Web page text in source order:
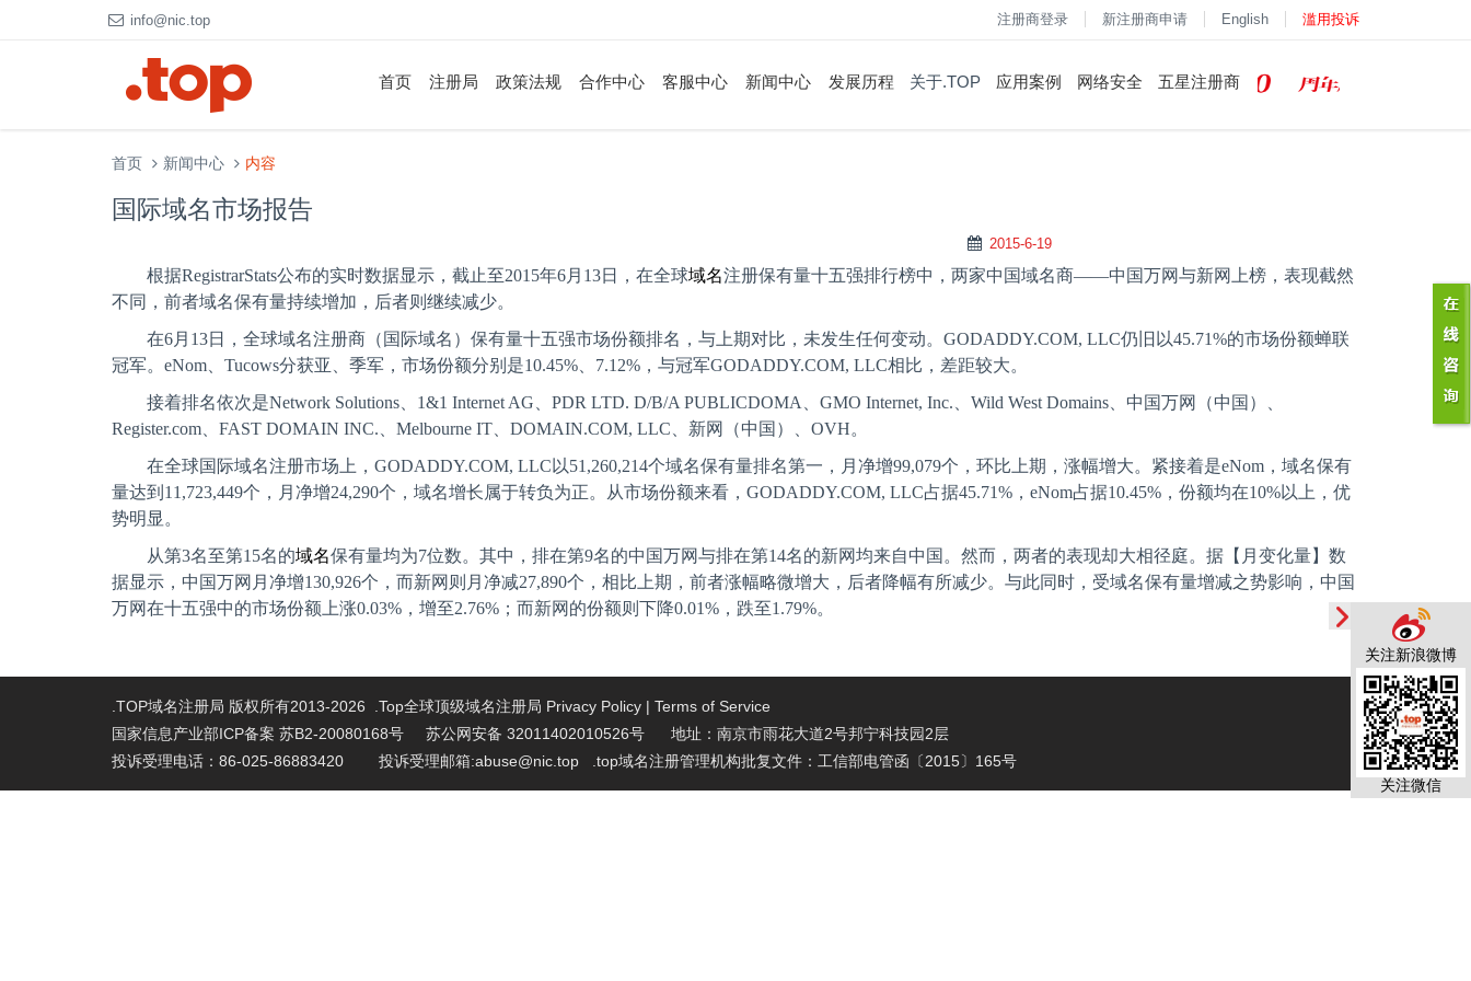
info@nic.top 注册商登录 新注册商申请 English 滥用投诉
首页 注册局 政策法规 合作中心 客服中心 新闻中心 发展历程 关于.TOP 应用案例 网络安全 五星注册商
关注新浪微博
关注微信
首页 新闻中心 内容
国际域名市场报告
2015-6-19
根据RegistrarStats公布的实时数据显示，截止至2015年6月 13日，在全球域名注册保有量十五强排行榜中，两家中国域名商——中国万网与新网上榜，表现截然
不同，前者域名保有量持续增加，后者则继续减少。
在6月 13日，全球域名注册商（国际域名）保有量十五强市场份额排名，与上期对比，未发生任何变动。 GODADDY.COM, LLC仍旧以45.71%的市场份额蝉联
冠军。 eNom Tucows分获亚、季军，市场份额分别是10.45% 7.12% ，与冠军GODADDY.COM, LLC相比，差距较大。
接着排名依次是Network Solutions 1&1 Internet AG PDR LTD. D/B/A PUBLICDOMA GMO Internet, Inc. Wild West Domains 、中国万网（中国）、
Register.com
FAST DOMAIN INC. Melbourne IT DOMAIN.COM, LLC 、新网（中国）、 OVH。
在全球国际域名注册市场上， GODADDY.COM, LLC 以51,260,214个域名保有量排名第一，月净增99,079个，环比上期，涨幅增大。紧接着是eNom ，域名保有
量达到 11,723,449个，月净增24,290个，域名增长属于转负为正。从市场份额来看， GODADDY.COM, LLC占据45.71% ， eNom占据10.45% ，份额均在10%以上，优
势明显。
从第3名至第15名的域名保有量均为7位数。其中，排在第9名的中国万网与排在第14名的新网均来自中国。然而，两者的表现却大相径庭。据【月变化量】数
据显示，中国万网月净增130,926个，而新网则月净减27,890个，相比上期，前者涨幅略微增大，后者降幅有所减少。与此同时，受域名保有量增减之势影响，中国
万网在十五强中的市场份额上涨0.03% ，增至2.76% ；而新网的份额则下降0.01% ，跌至1.79%。
.TOP域名注册局 版权所有2013-2026 .Top全球顶级域名注册局 Privacy Policy | Terms of Service
国家信息产业部ICP备案 苏B2-20080168号 苏公网安备 32011402010526号 地址：南京市雨花大道2号邦宁科技园2层
投诉受理电话：86-025-86883420 投诉受理邮箱:abuse@nic.top
.top域名注册管理机构批复文件：工信部电管函〔2015〕165号